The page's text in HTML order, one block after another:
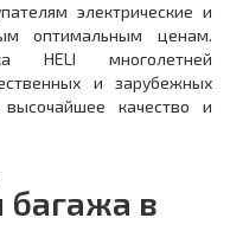
электрические и
оптимальным ценам.
HELI многолетней
и зарубежных
качество и
багажа в